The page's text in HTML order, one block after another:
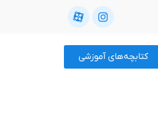
کتابچه‌های آموزشی